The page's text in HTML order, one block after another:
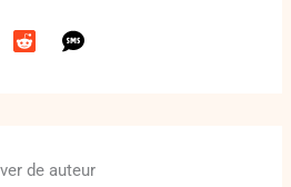
de auteur